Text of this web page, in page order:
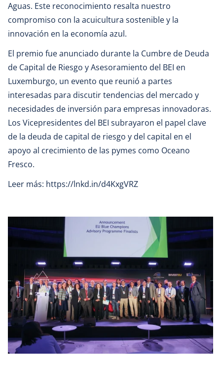
Aguas. Este reconocimiento resalta nuestro
compromiso con la acuicultura sostenible y la
innovación en la economía azul.
El premio fue anunciado durante la Cumbre de Deuda
de Capital de Riesgo y Asesoramiento del BEI en
Luxemburgo, un evento que reunió a partes
interesadas para discutir tendencias del mercado y
necesidades de inversión para empresas innovadoras.
Los Vicepresidentes del BEI subrayaron el papel clave
de la deuda de capital de riesgo y del capital en el
apoyo al crecimiento de las pymes como Oceano
Fresco.
Leer más: https://lnkd.in/d4KxgVRZ